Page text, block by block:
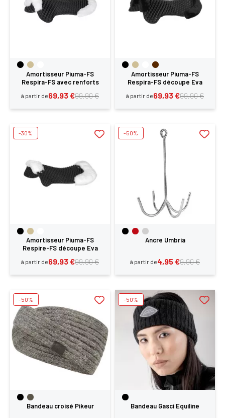
Amortisseur Piuma-FS
Respira-FS avec renforts
découpé Acavallo
à partir de 99,90 €
69,93 €
Amortisseur Piuma-FS
Respira-FS découpe Eva
à partir de 99,90 €
69,93 €
Amortisseur Piuma-FS
Respire-FS découpe Eva
à partir de 99,90 €
69,93 €
-30%
Ancre Umbria
à partir de 9,90 €
4,95 €
-50%
Bandeau croisé Pikeur
-50%
Bandeau Gasci Equiline
-50%